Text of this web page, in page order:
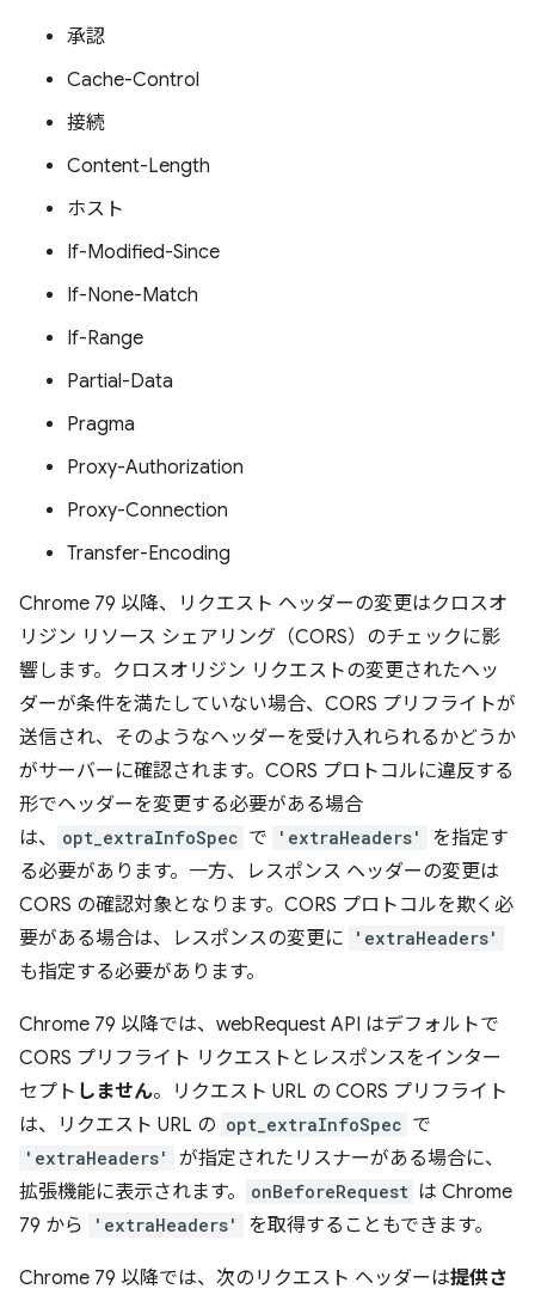
承認
Cache-Control
接続
Content-Length
ホスト
If-Modified-Since
If-None-Match
If-Range
Partial-Data
Pragma
Proxy-Authorization
Proxy-Connection
Transfer-Encoding
Chrome 79 以降、リクエスト ヘッダーの変更はクロスオ
リジン リソース シェアリング（CORS）のチェックに影
響します。クロスオリジン リクエストの変更されたヘッ
ダーが条件を満たしていない場合、CORS プリフライトが
送信され、そのようなヘッダーを受け入れられるかどうか
がサーバーに確認されます。CORS プロトコルに違反する
形でヘッダーを変更する必要がある場合
は、
opt_extraInfoSpec で 'extraHeaders'
を指定す
る必要があります。一方、レスポンス ヘッダーの変更は
CORS の確認対象となります。CORS プロトコルを欺く必
要がある場合は、レスポンスの変更に
'extraHeaders'
も指定する必要があります。
Chrome 79 以降では、webRequest API はデフォルトで
CORS プリフライト リクエストとレスポンスをインター
セプト しません。リクエスト URL の CORS プリフライト
は、リクエスト URL の opt_extraInfoSpec で
'extraHeaders'
が指定されたリスナーがある場合に、
拡張機能に表示されます。
onBeforeRequest は Chrome
79 から
'extraHeaders' を取得することもできます。
Chrome 79 以降では、次のリクエスト ヘッダーは提供さ